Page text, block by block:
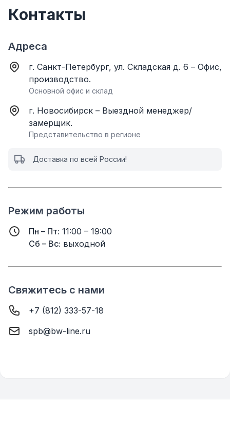
Контакты
Адреса
г. Санкт-Петербург, ул. Складская д. 6 – Офис,
производство.
Основной офис и склад
г. Новосибирск – Выездной менеджер/
замерщик.
Представительство в регионе
Доставка по всей России!
Режим работы
Пн – Пт: 11:00 – 19:00
Сб – Вс: выходной
Свяжитесь с нами
+7 (812) 333-57-18
spb@bw-line.ru